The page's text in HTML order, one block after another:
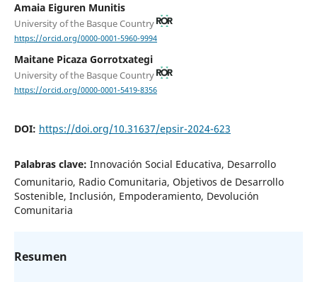
Amaia Eiguren Munitis
University of the Basque Country
https://orcid.org/0000-0001-5960-9994
Maitane Picaza Gorrotxategi
University of the Basque Country
https://orcid.org/0000-0001-5419-8356
DOI: https://doi.org/10.31637/epsir-2024-623
Palabras clave: Innovación Social Educativa, Desarrollo
Comunitario, Radio Comunitaria, Objetivos de Desarrollo
Sostenible, Inclusión, Empoderamiento, Devolución
Comunitaria
Resumen